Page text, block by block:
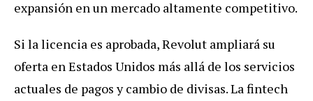
expansión en un mercado altamente competitivo.
Si la licencia es aprobada, Revolut ampliará su
oferta en Estados Unidos más allá de los servicios
actuales de pagos y cambio de divisas. La fintech